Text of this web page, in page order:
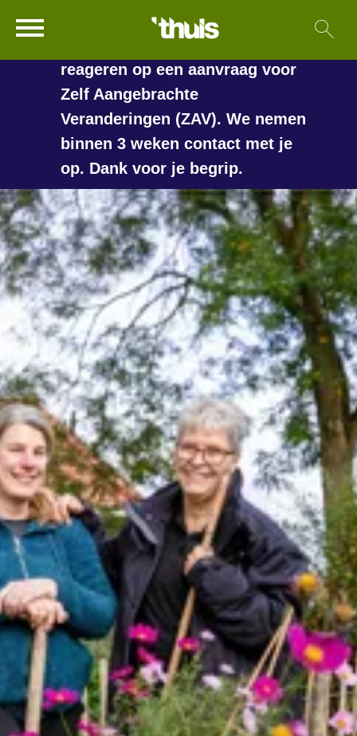
Naar hoofdinhoud
Naar hoofdnavigatiemenu
Naar zoeken
Naar de homepage
Ga naar Hoofd
langer duren voordat we
reageren op een aanvraag voor
Zelf Aangebrachte
Veranderingen (ZAV). We nemen
binnen 3 weken contact met je
op. Dank voor je begrip.